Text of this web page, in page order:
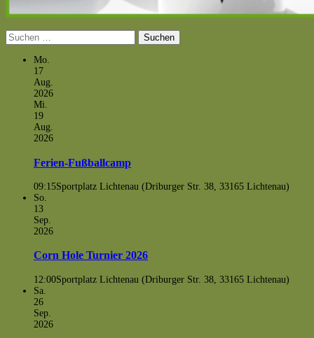
Suchen
nach:
Mo.
17
Aug.
2026
Mi.
19
Aug.
2026
Ferien-Fußballcamp
09:15Sportplatz Lichtenau (Driburger Str. 38, 33165 Lichtenau)
So.
13
Sep.
2026
Corn Hole Turnier 2026
12:00Sportplatz Lichtenau (Driburger Str. 38, 33165 Lichtenau)
Sa.
26
Sep.
2026